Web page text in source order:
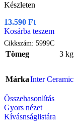
Készleten
13.590 Ft
Kosárba teszem
Cikkszám: 5999C
Tömeg 3 kg
MárkaInter Ceramic
Összehasonlítás
Gyors nézet
Kívásnságlistára